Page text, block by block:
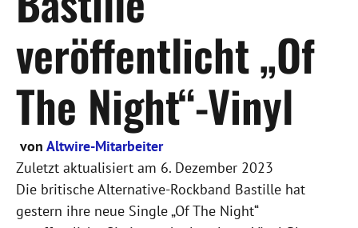
veröffentlicht „Of
The Night“-Vinyl
von Altwire-Mitarbeiter
Zuletzt aktualisiert am 6. Dezember 2023
Die britische Alternative-Rockband Bastille hat
gestern ihre neue Single „Of The Night“